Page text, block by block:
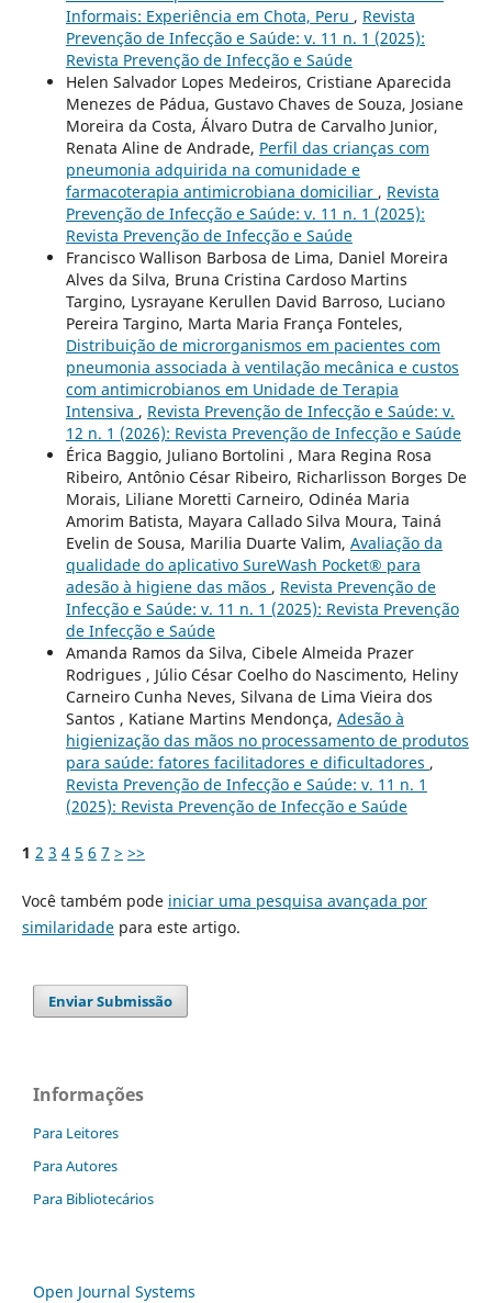
Informais: Experiência em Chota, Peru , Revista
Prevenção de Infecção e Saúde: v. 11 n. 1 (2025):
Revista Prevenção de Infecção e Saúde
Helen Salvador Lopes Medeiros, Cristiane Aparecida
Menezes de Pádua, Gustavo Chaves de Souza, Josiane
Moreira da Costa, Álvaro Dutra de Carvalho Junior,
Renata Aline de Andrade, Perfil das crianças com
pneumonia adquirida na comunidade e
farmacoterapia antimicrobiana domiciliar , Revista
Prevenção de Infecção e Saúde: v. 11 n. 1 (2025):
Revista Prevenção de Infecção e Saúde
Francisco Wallison Barbosa de Lima, Daniel Moreira
Alves da Silva, Bruna Cristina Cardoso Martins
Targino, Lysrayane Kerullen David Barroso, Luciano
Pereira Targino, Marta Maria França Fonteles,
Distribuição de microrganismos em pacientes com
pneumonia associada à ventilação mecânica e custos
com antimicrobianos em Unidade de Terapia
Intensiva , Revista Prevenção de Infecção e Saúde: v.
12 n. 1 (2026): Revista Prevenção de Infecção e Saúde
Érica Baggio, Juliano Bortolini , Mara Regina Rosa
Ribeiro, Antônio César Ribeiro, Richarlisson Borges De
Morais, Liliane Moretti Carneiro, Odinéa Maria
Amorim Batista, Mayara Callado Silva Moura, Tainá
Evelin de Sousa, Marilia Duarte Valim, Avaliação da
qualidade do aplicativo SureWash Pocket® para
adesão à higiene das mãos , Revista Prevenção de
Infecção e Saúde: v. 11 n. 1 (2025): Revista Prevenção
de Infecção e Saúde
Amanda Ramos da Silva, Cibele Almeida Prazer
Rodrigues , Júlio César Coelho do Nascimento, Heliny
Carneiro Cunha Neves, Silvana de Lima Vieira dos
Santos , Katiane Martins Mendonça, Adesão à
higienização das mãos no processamento de produtos
para saúde: fatores facilitadores e dificultadores ,
Revista Prevenção de Infecção e Saúde: v. 11 n. 1
(2025): Revista Prevenção de Infecção e Saúde
1 2 3 4 5 6 7 > >>
Você também pode iniciar uma pesquisa avançada por
similaridadepara este artigo.
Enviar Submissão
Informações
Para Leitores
Para Autores
Para Bibliotecários
Open Journal Systems